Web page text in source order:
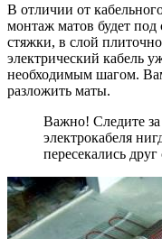
В отличии от
монтаж матов будет
стяжки, в слой
электрический кабель
необходимым шагом. Вам
разложить маты.
Важно! Следите
электрокабеля
пересекались